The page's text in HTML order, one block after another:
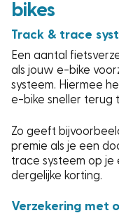
bikes
Track & trace
Een aantal
als jouw e-bike
systeem. Hiermee
e-bike sneller terug
Zo geeft
premie als je een
trace systeem op
dergelijke korting.
Verzekering met